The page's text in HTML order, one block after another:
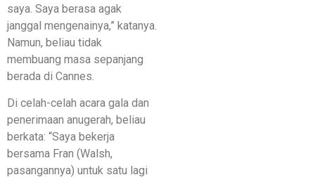
saya. Saya berasa agak
janggal mengenainya,” katanya.
Namun, beliau tidak
membuang masa sepanjang
berada di Cannes.
Di celah-celah acara gala dan
penerimaan anugerah, beliau
berkata: “Saya bekerja
bersama Fran (Walsh,
pasangannya) untuk satu lagi